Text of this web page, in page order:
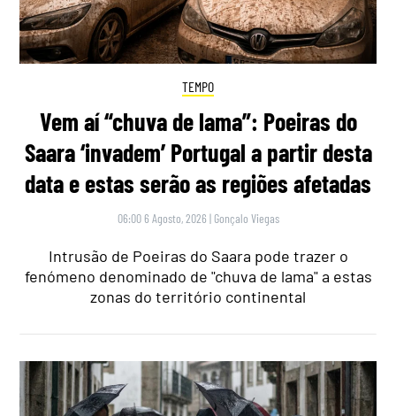
TEMPO
Vem aí “chuva de lama”: Poeiras do
Saara ‘invadem’ Portugal a partir desta
data e estas serão as regiões afetadas
06:00 6 Agosto, 2026 | Gonçalo Viegas
Intrusão de Poeiras do Saara pode trazer o
fenómeno denominado de "chuva de lama" a estas
zonas do território continental